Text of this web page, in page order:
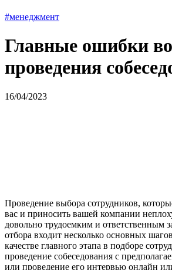
#менеджмент
Главные ошибки
проведения
16/04/2023
Проведение выбора сотрудников,
вас и приносить вашей компании
довольно трудоемким и ответственным
отбора входит несколько основных
качестве главного этапа в подборе
проведение собеседования с
или проведение его интервью онлайн